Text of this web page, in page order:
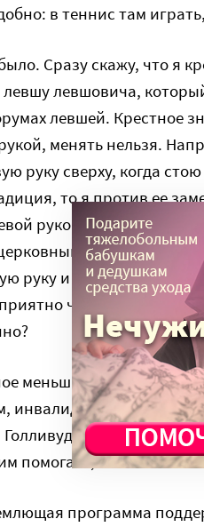
в теннис там
Сразу скажу, что я
левшу левшовича,
левшей. Крестное
менять нельзя.
руку сверху, когда
то я против ее
рукой, и пару раз
предрассудком.
руку и передавал, но
человеку, чтобы
меньшинство и даже
инвалидам нет-нет да и
Билл Гейтс, в
помогать, и так вон
программа